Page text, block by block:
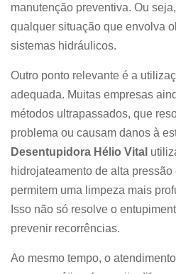
manutenção preventiva. Ou
qualquer situação que envolva
sistemas hidráulicos.
Outro ponto relevante é a
adequada. Muitas empresas
métodos ultrapassados, que
problema ou causam danos à
Desentupidora Hélio Vital
hidrojateamento de alta
permitem uma limpeza mais
Isso não só resolve o
prevenir recorrências.
Ao mesmo tempo, o